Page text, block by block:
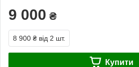
9 000 ₴
8 900 ₴ від 2 шт.
Купити